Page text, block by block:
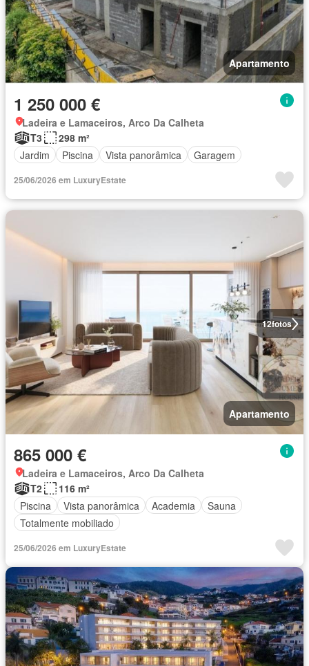
Apartamento
1 250 000 €
Ladeira e Lamaceiros, Arco Da Calheta
T3
298 m²
Jardim
Piscina Vista panorâmica Garagem
25/06/2026 em LuxuryEstate
12fotos
Apartamento
865 000 €
Ladeira e Lamaceiros, Arco Da Calheta
T2
116 m²
Piscina
Vista panorâmica Academia
Sauna
Totalmente mobiliado
25/06/2026 em LuxuryEstate